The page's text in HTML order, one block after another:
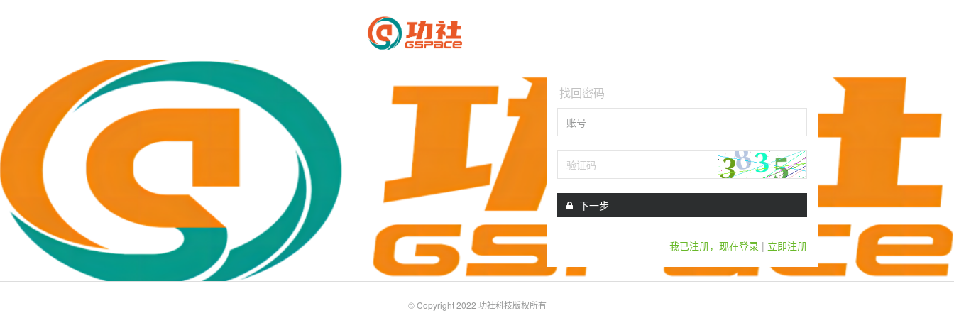
找回密码
账号
下一步
我已注册，现在登录 | 立即注册
© Copyright 2022 功社科技版权所有